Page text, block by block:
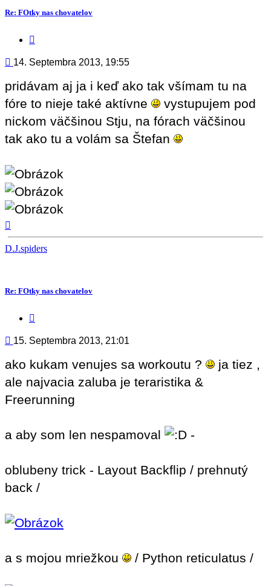
Re: FOtky nas chovatelov
Príspevok
14. Septembra 2013, 19:55
pridávam aj ja i keď ako tak všímam tu na
fóre to nieje také aktívne
vystupujem pod
nickom väčšinou Stju, na fórach väčšinou
tak ako tu a volám sa Štefan
D.J.spiders
Re: FOtky nas chovatelov
Príspevok
15. Septembra 2013, 21:01
ako kukam venujes sa workoutu ?
ja tiez ,
ale najvacia zaluba je teraristika &
Freerunning
a aby som len nespamoval -
oblubeny trick - Layout Backflip / prehnutý
back /
a s mojou mriežkou / Python reticulatus /